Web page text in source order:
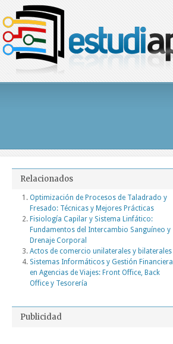
Relacionados
Optimización de Procesos de Taladrado y
Fresado: Técnicas y Mejores Prácticas
Fisiología Capilar y Sistema Linfático:
Fundamentos del Intercambio Sanguíneo y
Drenaje Corporal
Actos de comercio unilaterales y bilaterales
Sistemas Informáticos y Gestión Financiera
en Agencias de Viajes: Front Office, Back
Office y Tesorería
Publicidad